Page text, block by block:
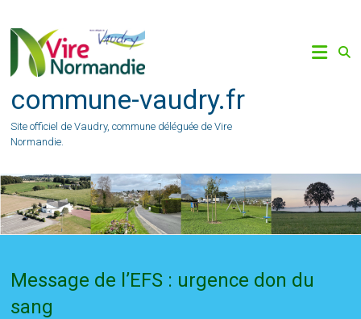
content
commune-vaudry.fr
Site officiel de Vaudry, commune déléguée de Vire
Normandie.
Message de l’EFS : urgence don du
sang